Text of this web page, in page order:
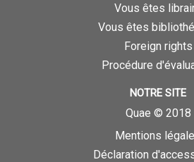
Vous êtes
Vous êtes
Foreign rights
Procédure
NOTRE SITE
Quae © 2018
Mentions
Déclaration